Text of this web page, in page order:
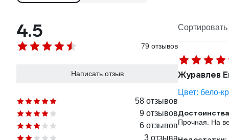
4.5
79 отзывов
Написать отзыв
58 отзывов
9 отзывов
6 отзывов
3 отзыва
Сортировать
Журавлев
Цвет: бело-
Прочная. На